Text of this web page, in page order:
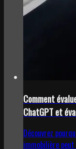
Comment
ChatGPT et
Découvrez
immobilière